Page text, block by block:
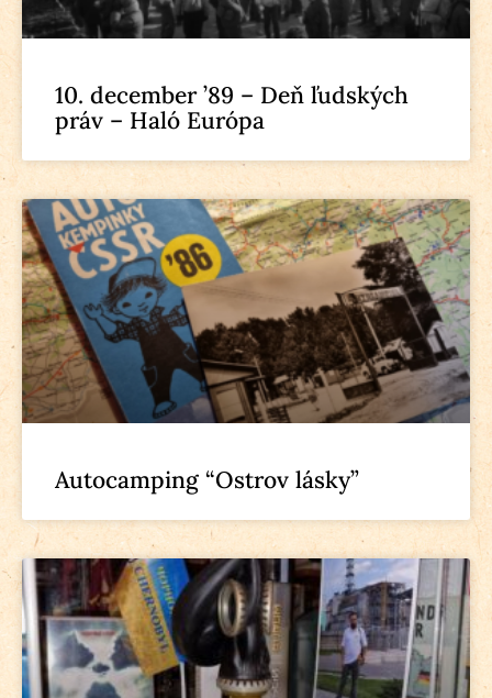
10. december ’89 – Deň ľudských
práv – Haló Európa
Autocamping “Ostrov lásky”